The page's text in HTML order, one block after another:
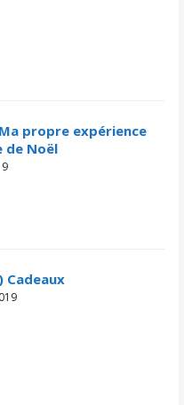
propre expérience
de Noël
Cadeaux